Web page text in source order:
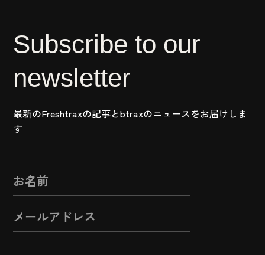
Subscribe to our
newsletter
最新のFreshtraxの記事とbtraxのニュースをお届けしま
す